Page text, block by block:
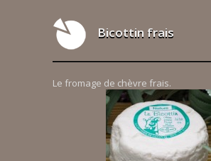
Bicottin frais
Le fromage de chèvre frais.